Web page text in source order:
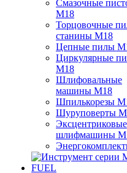
Смазочные
M18
Торцовочные
станины M18
Цепные пилы
Циркулярные
M18
Шлифовальные
машины M18
Шпилькорезы
Шуруповерты
Эксцентриковые
шлифмашины